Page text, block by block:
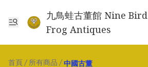
九鳥蛙古董館 Nine Bird
Frog Antiques
首頁 / 所有商品 / 中國古董